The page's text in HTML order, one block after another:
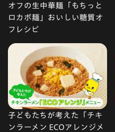
オフの生中華麺「もちっと
ロカボ麺」おいしい糖質オ
フレシピ
子どもたちが考えた「チキ
ンラーメン ECOアレンジメ